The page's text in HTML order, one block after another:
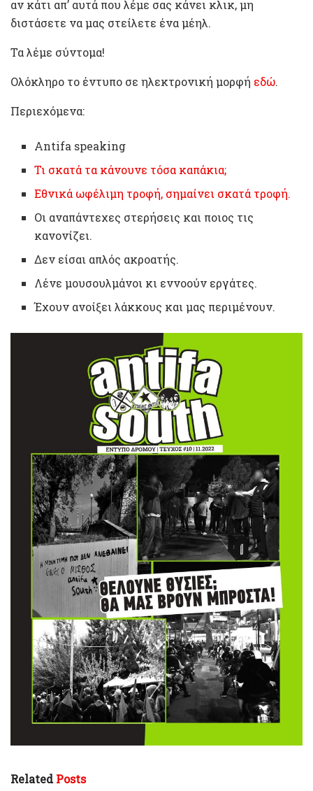
αν κάτι απ’ αυτά που λέμε σας κάνει κλικ, μη
διστάσετε να μας στείλετε ένα μέηλ.
Τα λέμε σύντομα!
Oλόκληρο το έντυπο σε ηλεκτρονική μορφή εδώ.
Περιεχόμενα:
Antifa speaking
Τι σκατά τα κάνουνε τόσα καπάκια;
Εθνικά ωφέλιμη τροφή, σημαίνει σκατά τροφή.
Οι αναπάντεχες στερήσεις και ποιος τις
κανονίζει.
Δεν είσαι απλός ακροατής.
Λένε μουσουλμάνοι κι εννοούν εργάτες.
Έχουν ανοίξει λάκκους και μας περιμένουν.
RelatedPosts